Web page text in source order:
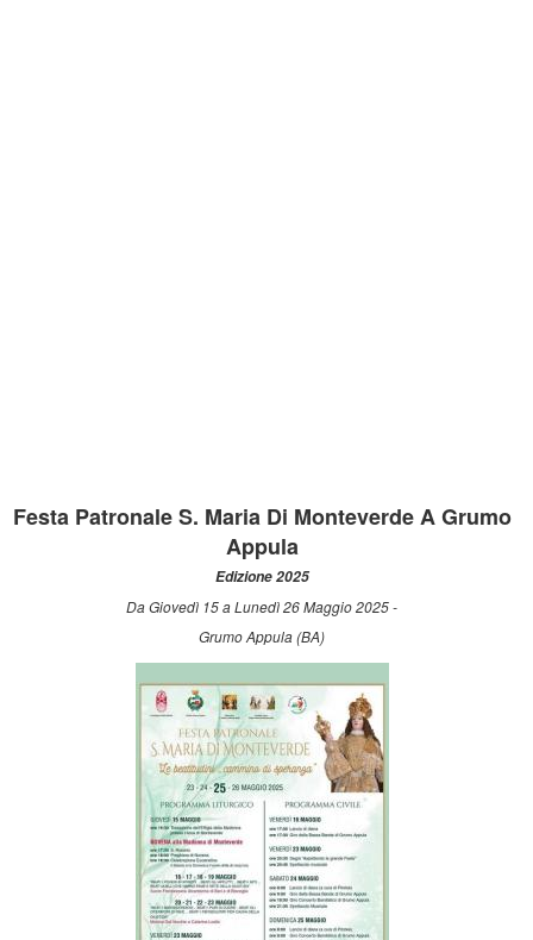
Festa Patronale S. Maria Di Monteverde A Grumo
Appula
Edizione 2025
Da Giovedì 15 a Lunedì 26 Maggio 2025 -
Grumo Appula (BA)